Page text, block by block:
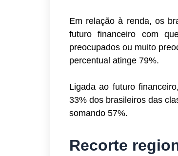
Em relação à renda, os
futuro financeiro com
preocupados ou muito
percentual atinge 79%.
Ligada ao futuro
33% dos brasileiros das
somando 57%.
Recorte